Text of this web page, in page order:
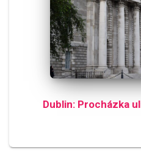
Dublin: Procházka